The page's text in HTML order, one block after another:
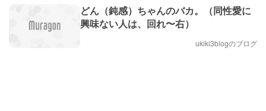
どん（鈍感）ちゃんのバカ。（同性愛に
興味ない人は、回れ〜右）
ukiki3biogのブログ